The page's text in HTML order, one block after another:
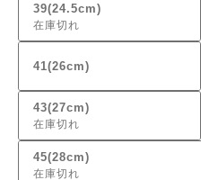
39(24.5cm)
在庫切れ
41(26cm)
43(27cm)
在庫切れ
45(28cm)
在庫切れ